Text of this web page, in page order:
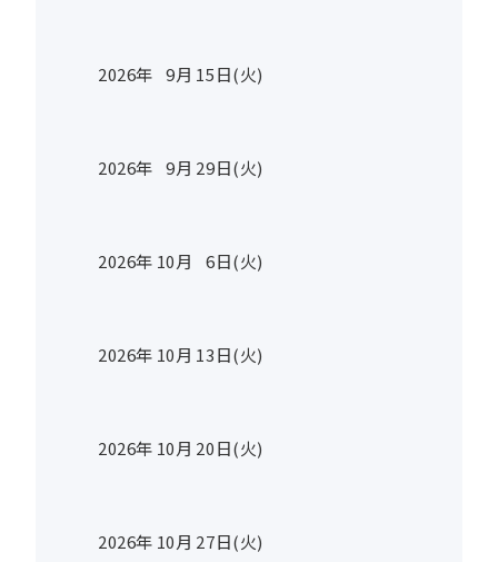
2026年 9月 15日(火)
2026年 9月 29日(火)
2026年 10月 6日(火)
2026年 10月 13日(火)
2026年 10月 20日(火)
2026年 10月 27日(火)